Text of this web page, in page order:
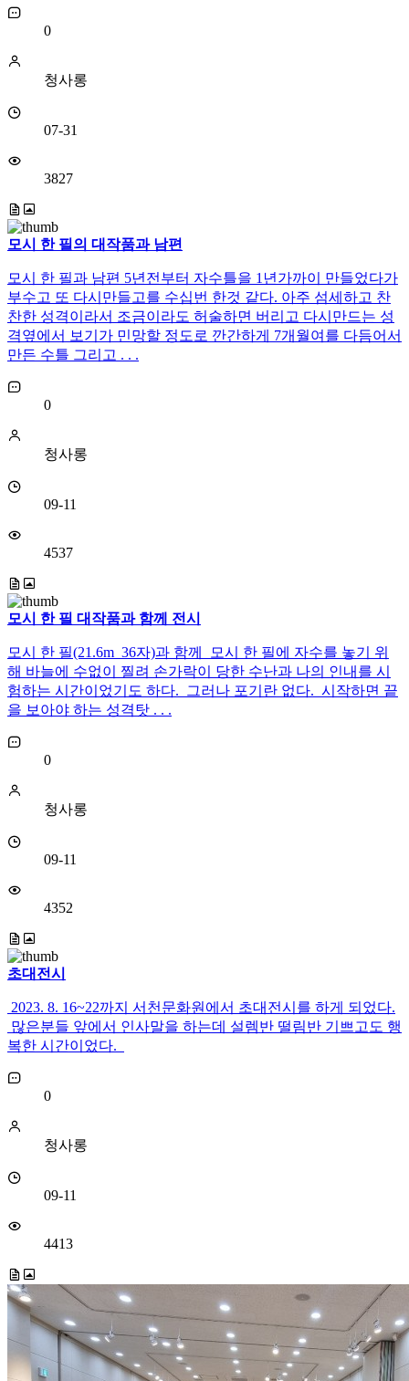
0
청사롱
07-31
3827
모시 한 필의 대작품과 남편
모시 한 필과 남편 5년전부터 자수틀을 1년가까이 만들었다가
부수고 또 다시만들고를 수십번 한것 같다. 아주 섬세하고 찬
찬한 성격이라서 조금이라도 허술하면 버리고 다시만드는 성
격옆에서 보기가 민망할 정도로 깐간하게 7개월여를 다듬어서
만든 수틀 그리고 . . .
0
청사롱
09-11
4537
모시 한 필 대작품과 함께 전시
모시 한 필(21.6m 36자)과 함께 모시 한 필에 자수를 놓기 위
해 바늘에 수없이 찔려 손가락이 당한 수난과 나의 인내를 시
험하는 시간이었기도 하다. 그러나 포기란 없다. 시작하면 끝
을 보아야 하는 성격탓 . . .
0
청사롱
09-11
4352
초대전시
2023. 8. 16~22까지 서천문화원에서 초대전시를 하게 되었다.
많은분들 앞에서 인사말을 하는데 설렘반 떨림반 기쁘고도 행
복한 시간이었다.
0
청사롱
09-11
4413